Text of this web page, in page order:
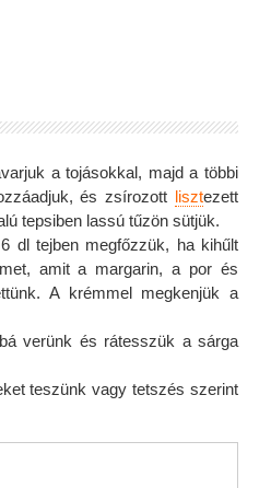
a tojásokkal, majd a többi
és zsírozott lisztezett
tepsiben lassú tűzön sütjük.
dl tejben megfőzzük, ha kihűlt
amit a margarin, a por és
A krémmel megkenjük a
verünk és rátesszük a sárga
teszünk vagy tetszés szerint